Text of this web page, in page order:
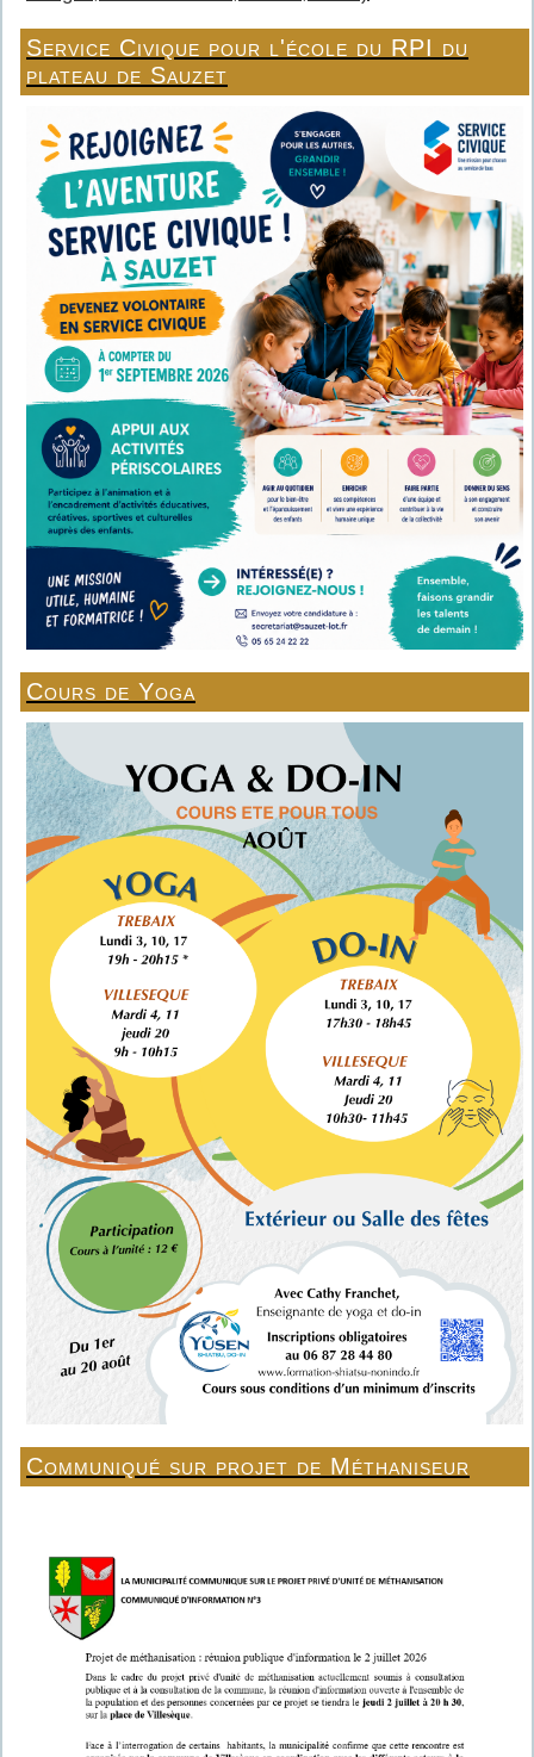
Service Civique pour l'école du RPI du
plateau de Sauzet
Cours de Yoga
Communiqué sur projet de Méthaniseur